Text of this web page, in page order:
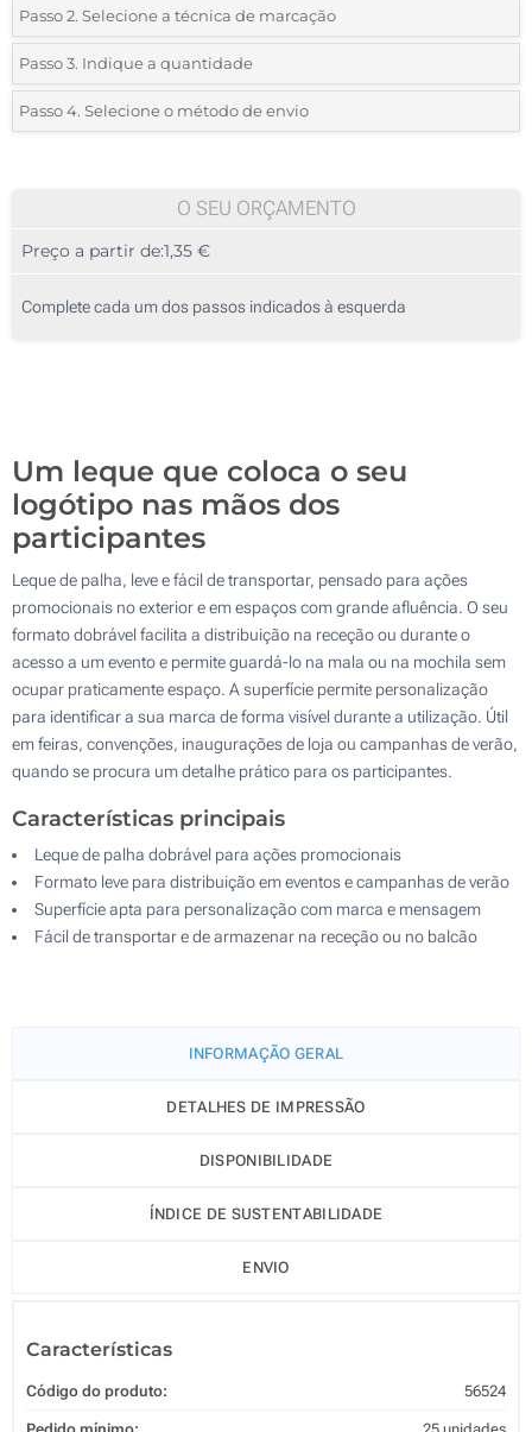
Passo 2. Selecione a técnica de marcação
*Selecione o tipo de marcação e as cores do logotipo:
1 Cor (Na etiqueta)
Passo 3. Indique a quantidade
*Quantidade mínima:25
50
125
Passo 4. Selecione o método de envio
O SEU ORÇAMENTO
Preço a partir de:1,35 €
Complete cada um dos passos indicados à esquerda
Um leque que coloca o seu
logótipo nas mãos dos
participantes
Leque de palha, leve e fácil de transportar, pensado para ações
promocionais no exterior e em espaços com grande afluência. O seu
formato dobrável facilita a distribuição na receção ou durante o
acesso a um evento e permite guardá-lo na mala ou na mochila sem
ocupar praticamente espaço. A superfície permite personalização
para identificar a sua marca de forma visível durante a utilização. Útil
em feiras, convenções, inaugurações de loja ou campanhas de verão,
quando se procura um detalhe prático para os participantes.
Características principais
Leque de palha dobrável para ações promocionais
Formato leve para distribuição em eventos e campanhas de verão
Superfície apta para personalização com marca e mensagem
Fácil de transportar e de armazenar na receção ou no balcão
INFORMAÇÃO GERAL
DETALHES DE IMPRESSÃO
DISPONIBILIDADE
ÍNDICE DE SUSTENTABILIDADE
ENVIO
Características
Código do produto: 56524